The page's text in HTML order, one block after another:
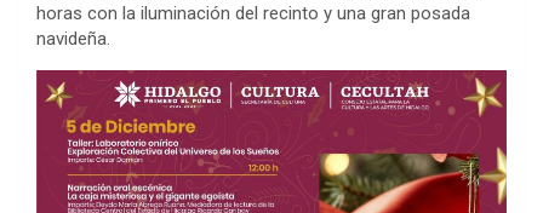
horas con la iluminación del recinto y una gran posada
navideña.